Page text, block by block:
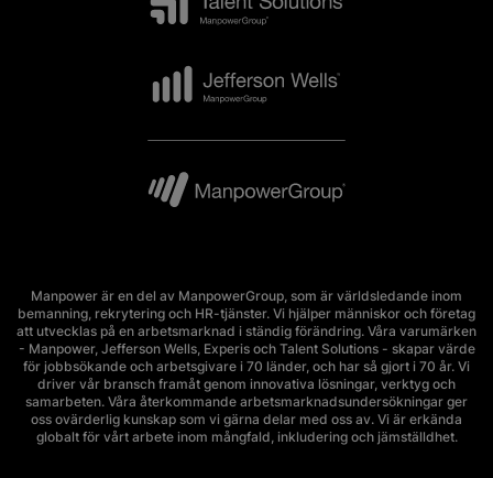
Manpower är en del av ManpowerGroup, som är världsledande inom
bemanning, rekrytering och HR-tjänster. Vi hjälper människor och företag
att utvecklas på en arbetsmarknad i ständig förändring. Våra varumärken
- Manpower, Jefferson Wells, Experis och Talent Solutions - skapar värde
för jobbsökande och arbetsgivare i 70 länder, och har så gjort i 70 år. Vi
driver vår bransch framåt genom innovativa lösningar, verktyg och
samarbeten. Våra återkommande arbetsmarknadsundersökningar ger
oss ovärderlig kunskap som vi gärna delar med oss av. Vi är erkända
globalt för vårt arbete inom mångfald, inkludering och jämställdhet.